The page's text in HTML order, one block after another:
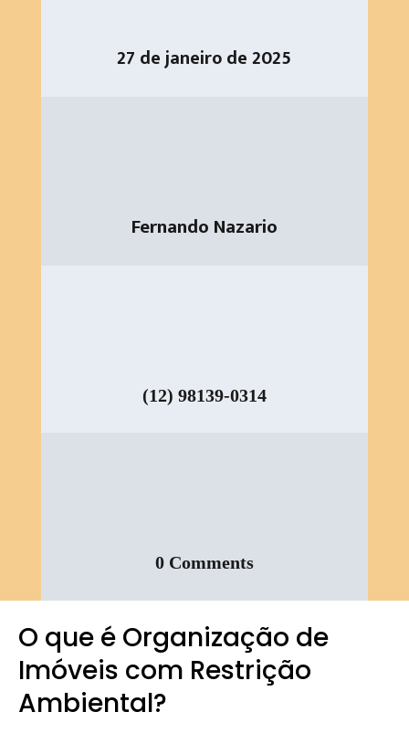
27 de janeiro de 2025
Fernando Nazario
(12) 98139-0314
0 Comments
O que é Organização de
Imóveis com Restrição
Ambiental?